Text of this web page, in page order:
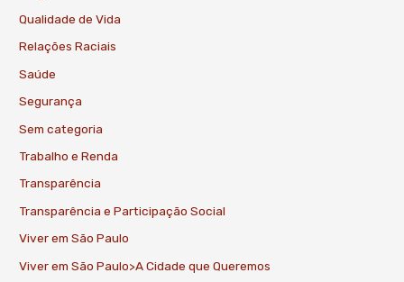
Qualidade de Vida
Relações Raciais
Saúde
Segurança
Sem categoria
Trabalho e Renda
Transparência
Transparência e Participação Social
Viver em São Paulo
Viver em São Paulo>A Cidade que Queremos